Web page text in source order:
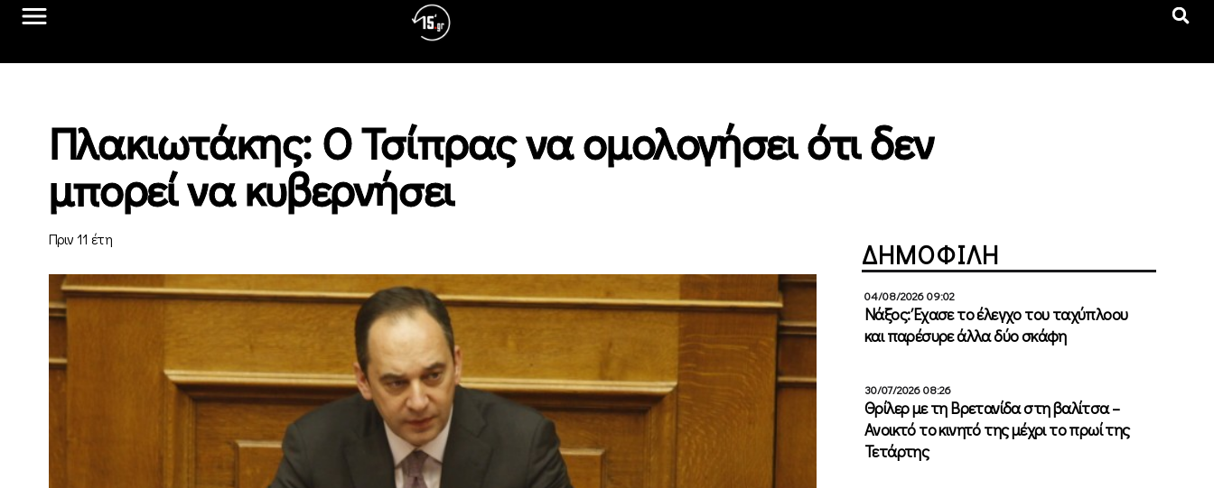
Πλακιωτάκης: Ο Τσίπρας να ομολογήσει ότι δεν
μπορεί να κυβερνήσει
Πριν 11 έτη ΔΗΜΟΦΙΛΗ
04/08/2026 09:02
Νάξος: Έχασε το έλεγχο του ταχύπλοου
και παρέσυρε άλλα δύο σκάφη
30/07/2026 08:26
Θρίλερ με τη Βρετανίδα στη βαλίτσα –
Ανοικτό το κινητό της μέχρι το πρωί της
Τετάρτης